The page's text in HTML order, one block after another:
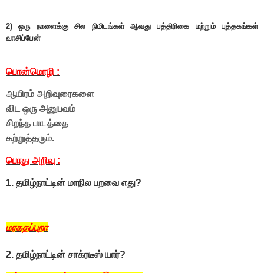
2) ஒரு நாளைக்கு சில நிமிடங்கள் ஆவது பத்திரிகை மற்றும் புத்தகங்கள்
வாசிப்பேன்
பொன்மொழி :
ஆயிரம் அறிவுரைகளை
விட ஒரு அனுபவம்
சிறந்த பாடத்தை
கற்றுத்தரும்.
பொது அறிவு :
1. தமிழ்நாட்டின் மாநில பறவை எது?
மரகதப்புறா
2. தமிழ்நாட்டின் சாக்ரடீஸ் யார்?